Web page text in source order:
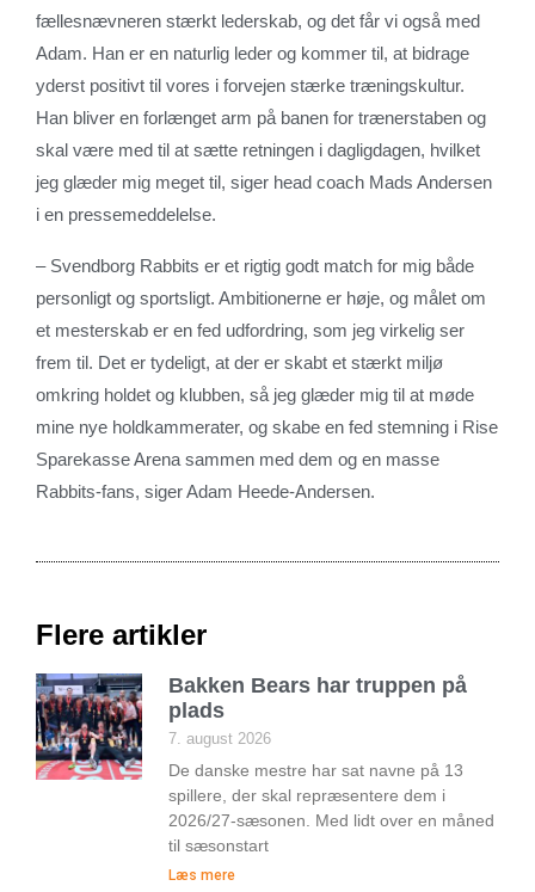
fællesnævneren stærkt lederskab, og det får vi også med
Adam. Han er en naturlig leder og kommer til, at bidrage
yderst positivt til vores i forvejen stærke træningskultur.
Han bliver en forlænget arm på banen for trænerstaben og
skal være med til at sætte retningen i dagligdagen, hvilket
jeg glæder mig meget til, siger head coach Mads Andersen
i en pressemeddelelse.
– Svendborg Rabbits er et rigtig godt match for mig både
personligt og sportsligt. Ambitionerne er høje, og målet om
et mesterskab er en fed udfordring, som jeg virkelig ser
frem til. Det er tydeligt, at der er skabt et stærkt miljø
omkring holdet og klubben, så jeg glæder mig til at møde
mine nye holdkammerater, og skabe en fed stemning i Rise
Sparekasse Arena sammen med dem og en masse
Rabbits-fans, siger Adam Heede-Andersen.
Flere artikler
Bakken Bears har truppen på
plads
7. august 2026
De danske mestre har sat navne på 13
spillere, der skal repræsentere dem i
2026/27-sæsonen. Med lidt over en måned
til sæsonstart
Læs mere